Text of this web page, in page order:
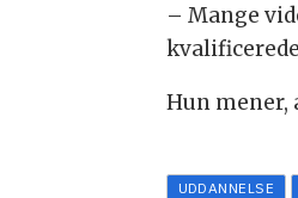
– Mange
Hun mener,
UDDANNELSE